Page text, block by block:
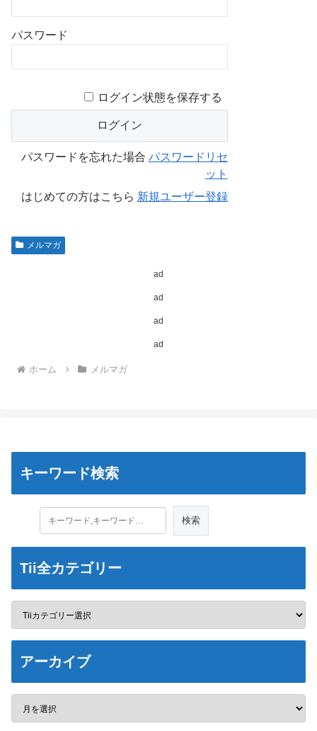
パスワード
ログイン状態を保存する
パスワードを忘れた場合 パスワードリセ
ット
はじめての方はこちら 新規ユーザー登録
メルマガ
ad
ad
ad
ad
ホーム メルマガ
キーワード検索
Tii全カテゴリー
アーカイブ